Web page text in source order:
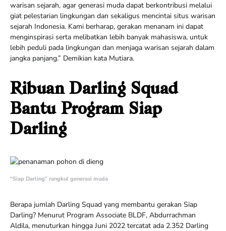
warisan sejarah, agar generasi muda dapat berkontribusi melalui
giat pelestarian lingkungan dan sekaligus mencintai situs warisan
sejarah Indonesia. Kami berharap, gerakan menanam ini dapat
menginspirasi serta melibatkan lebih banyak mahasiswa, untuk
lebih peduli pada lingkungan dan menjaga warisan sejarah dalam
jangka panjang.” Demikian kata Mutiara.
Ribuan Darling Squad
Bantu Program Siap
Darling
“Siap Darling” rangkul generasi muda
Berapa jumlah Darling Squad yang membantu gerakan Siap
Darling? Menurut Program Associate BLDF, Abdurrachman
Aldila, menuturkan hingga Juni 2022 tercatat ada 2.352 Darling